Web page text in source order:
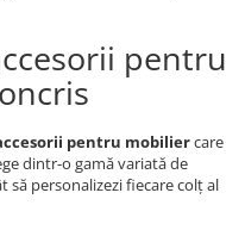
pentru
pentru mobiliercare
dintr-o gamă variată de
să personalizezi fiecare colț al